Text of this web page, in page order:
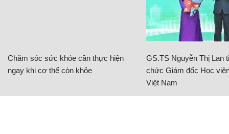
Chăm sóc sức khỏe cần thực hiện
ngay khi cơ thể còn khỏe
GS.TS Nguyễn Thị Lan
chức Giám đốc Học
Việt Nam